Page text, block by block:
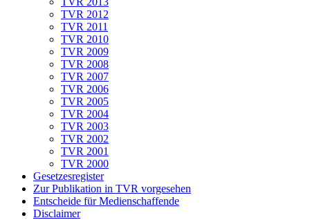
TVR 2012
TVR 2011
TVR 2010
TVR 2009
TVR 2008
TVR 2007
TVR 2006
TVR 2005
TVR 2004
TVR 2003
TVR 2002
TVR 2001
TVR 2000
Gesetzesregister
Zur Publikation in TVR vorgesehen
Entscheide für Medienschaffende
Disclaimer